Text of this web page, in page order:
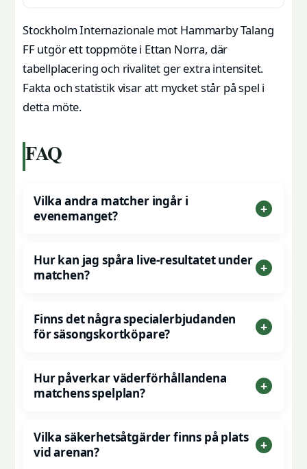
Stockholm Internazionale mot Hammarby Talang
FF utgör ett toppmöte i Ettan Norra, där
tabellplacering och rivalitet ger extra intensitet.
Fakta och statistik visar att mycket står på spel i
detta möte.
FAQ
Vilka andra matcher ingår i
evenemanget?
Hur kan jag spåra live-resultatet under
matchen?
Finns det några specialerbjudanden
för säsongskortköpare?
Hur påverkar väderförhållandena
matchens spelplan?
Vilka säkerhetsåtgärder finns på plats
vid arenan?